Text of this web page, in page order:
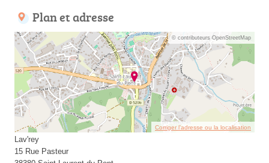
Plan et adresse
© contributeurs OpenStreetMap
Corriger l’adresse ou la localisation
Lav'rey
15 Rue Pasteur